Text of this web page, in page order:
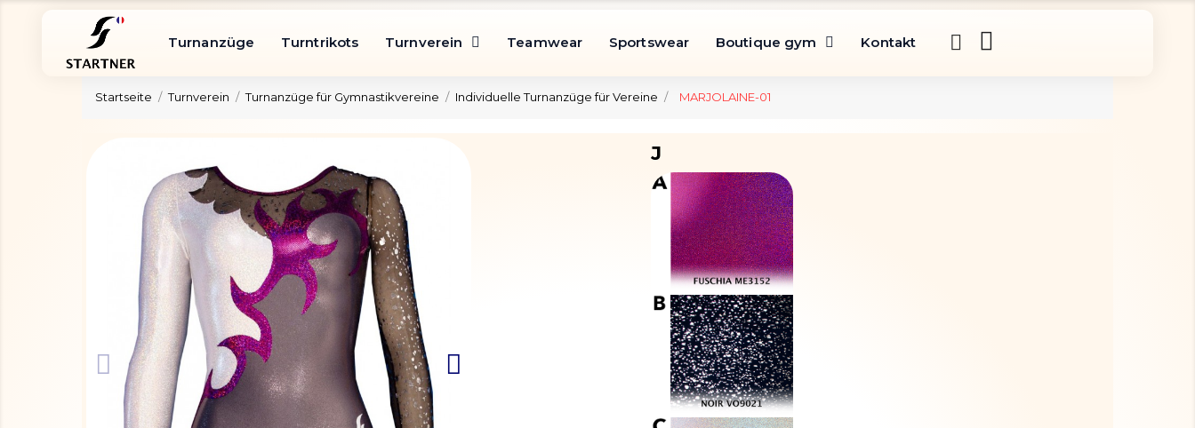
Turnanzüge Turntrikots Turnverein Teamwear Sportswear Boutique gym Kontakt
Startseite Turnverein Turnanzüge für Gymnastikvereine Individuelle Turnanzüge für Vereine MARJOLAINE-01
J